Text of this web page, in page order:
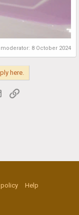
8 October 2024
here.
Email
policy
Help